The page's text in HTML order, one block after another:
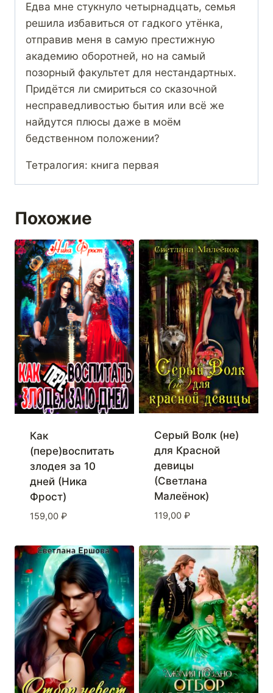
Едва мне стукнуло четырнадцать, семья
решила избавиться от гадкого утёнка,
отправив меня в самую престижную
академию оборотней, но на самый
позорный факультет для нестандартных.
Придётся ли смириться со сказочной
несправедливостью бытия или всё же
найдутся плюсы даже в моём
бедственном положении?
Тетралогия: книга первая
Похожие
Как
(пере)воспитать
злодея за 10
дней (Ника
Фрост)
159,00 ₽
Серый Волк (не)
для Красной
девицы
(Светлана
Малеёнок)
119,00 ₽